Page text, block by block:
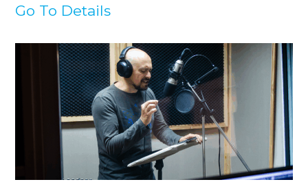
Go To Details